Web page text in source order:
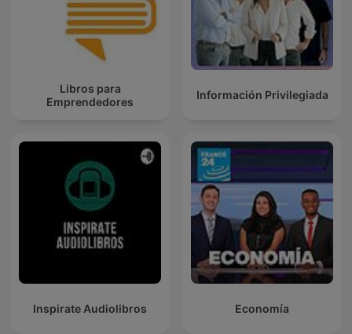
Libros para
Emprendedores
Información Privilegiada
Inspirate Audiolibros Economía